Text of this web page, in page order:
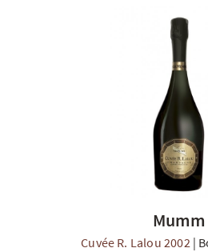
NOS COFFRETS DÉCOUVERTES NOS
Mumm
Cuvée R. Lalou 2002|